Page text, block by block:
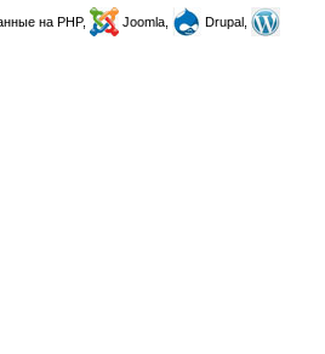
на PHP, Joomla,
Drupal,